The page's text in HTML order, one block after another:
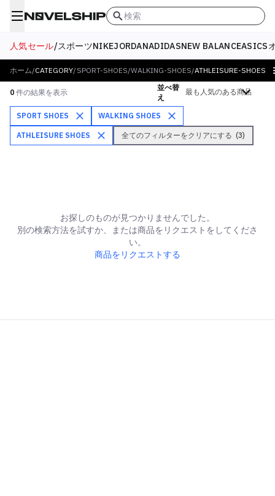
検索
人気セール/スポーツNIKEJORDANADIDASNEW BALANCEASICS
ホーム/CATEGORY/ SPORT-SHOES/WALKING-SHOES/ATHLEISURE-SHOES
0 件の結果を表示
並べ替
え
絞り込む
SPORT SHOES WALKING SHOES
ATHLEISURE SHOES 全てのフィルターをクリアにする (3)
お探しのものが見つかりませんでした。
別の検索方法を試すか、または商品をリクエストをしてくださ
い。
商品をリクエストする